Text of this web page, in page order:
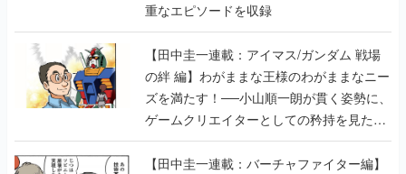
重なエピソードを収録
【田中圭一連載：アイマス/ガンダム 戦場
の絆 編】わがままな王様のわがままなニー
ズを満たす！──小山順一朗が貫く姿勢に、
ゲームクリエイターとしての矜持を見た
【若ゲのいたり最終回】
【田中圭一連載：バーチャファイター編】